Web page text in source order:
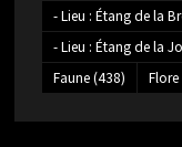
- Lieu : Étang de la
- Lieu : Étang de la
Faune(438) Flore